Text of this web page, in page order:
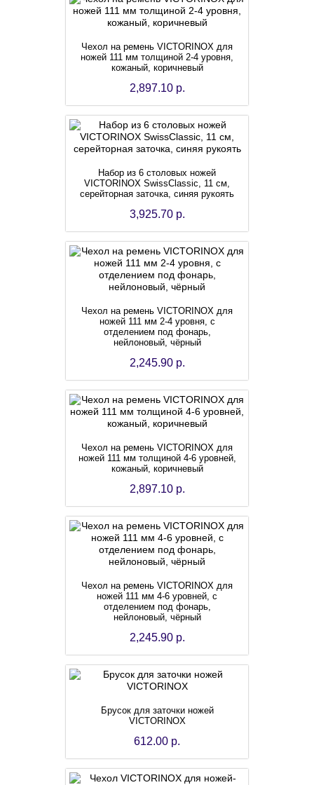
Чехол на ремень VICTORINOX для
ножей 111 мм толщиной 2-4 уровня,
кожаный, коричневый
2,897.10 р.
Набор из 6 столовых ножей
VICTORINOX SwissClassic, 11 см,
серейторная заточка, синяя рукоять
3,925.70 р.
Чехол на ремень VICTORINOX для
ножей 111 мм 2-4 уровня, с
отделением под фонарь,
нейлоновый, чёрный
2,245.90 р.
Чехол на ремень VICTORINOX для
ножей 111 мм толщиной 4-6 уровней,
кожаный, коричневый
2,897.10 р.
Чехол на ремень VICTORINOX для
ножей 111 мм 4-6 уровней, с
отделением под фонарь,
нейлоновый, чёрный
2,245.90 р.
Брусок для заточки ножей
VICTORINOX
612.00 р.